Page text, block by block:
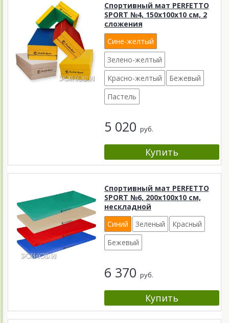
Спортивный мат PERFETTO
SPORT №4, 150х100х10 см, 2
сложения
Сине-желтый
Зелено-желтый
Красно-желтый
Бежевый
Пастель
5 020 руб.
Спортивный мат PERFETTO
SPORT №6, 200х100х10 см,
нескладной
Синий
Зеленый
Красный
Бежевый
6 370 руб.